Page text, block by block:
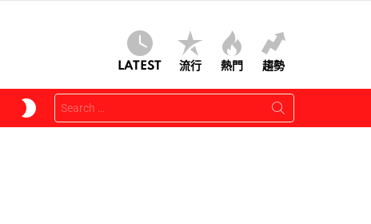
LATEST 流行 熱門 趨勢
SKIN
Search
for: